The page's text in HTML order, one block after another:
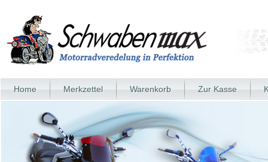
Home Merkzettel Warenkorb Zur Kasse